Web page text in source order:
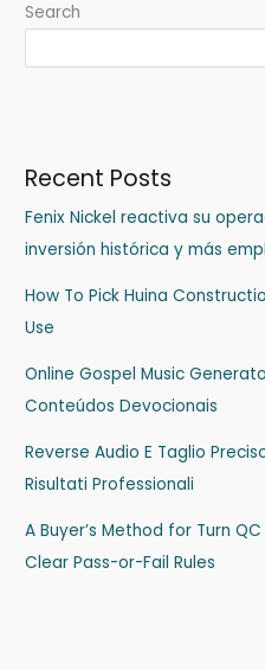
Search
Recent Posts
Fenix Nickel reactiva su
inversión histórica y más
How To Pick Huina
Use
Online Gospel Music
Conteúdos Devocionais
Reverse Audio E Taglio
Risultati Professionali
A Buyer’s Method for Turn
Clear Pass-or-Fail Rules